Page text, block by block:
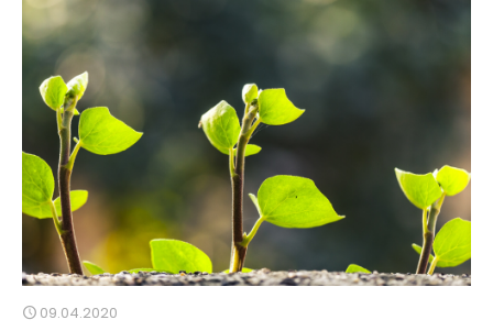
09.04.2020